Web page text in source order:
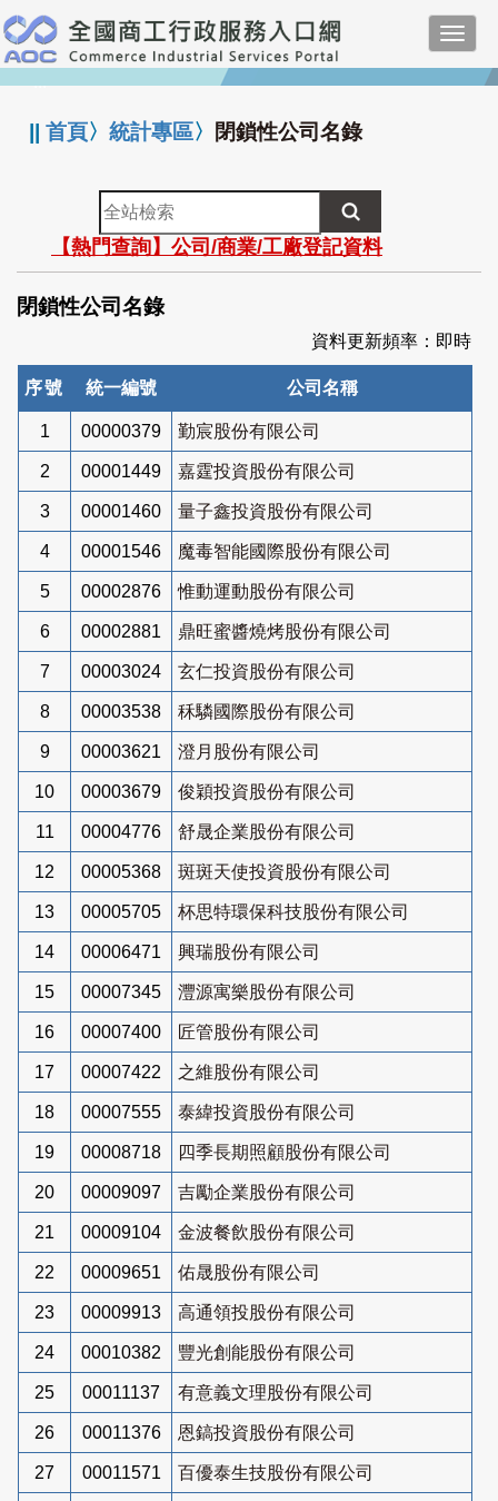
跳
到
主
要
:::
||首頁〉統計專區〉 閉鎖性公司名錄
全
站
檢
索
【熱門查詢】公司/商業/工廠登記資料
閉鎖性公司名錄
資料更新頻率：即時
序號 統一編號 公司名稱
1 00000379 勤宸股份有限公司
2 00001449 嘉霆投資股份有限公司
3 00001460 量子鑫投資股份有限公司
4 00001546 魔毒智能國際股份有限公司
5 00002876 惟動運動股份有限公司
6 00002881 鼎旺蜜醬燒烤股份有限公司
7 00003024 玄仁投資股份有限公司
8 00003538 秝驎國際股份有限公司
9 00003621 澄月股份有限公司
10 00003679 俊穎投資股份有限公司
11 00004776 舒晟企業股份有限公司
12 00005368 斑斑天使投資股份有限公司
13 00005705 杯思特環保科技股份有限公司
14 00006471 興瑞股份有限公司
15 00007345 灃源寓樂股份有限公司
16 00007400 匠管股份有限公司
17 00007422 之維股份有限公司
18 00007555 泰緯投資股份有限公司
19 00008718 四季長期照顧股份有限公司
20 00009097 吉勵企業股份有限公司
21 00009104 金波餐飲股份有限公司
22 00009651 佑晟股份有限公司
23 00009913 高通領投股份有限公司
24 00010382 豐光創能股份有限公司
25 00011137 有意義文理股份有限公司
26 00011376 恩鎬投資股份有限公司
27 00011571 百優泰生技股份有限公司